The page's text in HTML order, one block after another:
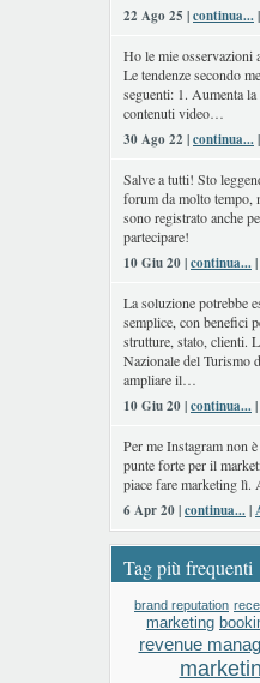
22 Ago 25 |continua...|
Ho le mie osservazioni
Le tendenze secondo
seguenti: 1. Aumenta
contenuti video…
30 Ago 22 |continua...|
Salve a tutti! Sto
forum da molto tempo,
sono registrato anche
partecipare!
10 Giu 20 |continua...|
La soluzione potrebbe
semplice, con benefici
strutture, stato, clienti.
Nazionale del Turismo
ampliare il…
10 Giu 20 |continua...|
Per me Instagram non
punte forte per il
piace fare marketing lì.
6 Apr 20 |continua...|
Tag più frequenti
brand reputation
marketing
revenue